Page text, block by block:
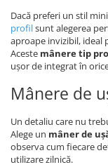
Dacă preferi un stil
profilsunt alegerea
aproape invizibil,
Aceste mânere tip
ușor de integrat în
Mânere de
Un detaliu care nu
Alege un mâner de
observa cum fiecare
utilizare zilnică.